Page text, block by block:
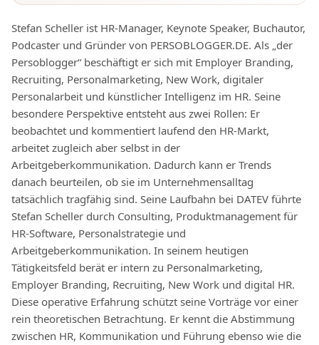
Stefan Scheller ist HR-Manager, Keynote Speaker, Buchautor,
Podcaster und Gründer von PERSOBLOGGER.DE. Als „der
Persoblogger“ beschäftigt er sich mit Employer Branding,
Recruiting, Personalmarketing, New Work, digitaler
Personalarbeit und künstlicher Intelligenz im HR. Seine
besondere Perspektive entsteht aus zwei Rollen: Er
beobachtet und kommentiert laufend den HR-Markt,
arbeitet zugleich aber selbst in der
Arbeitgeberkommunikation. Dadurch kann er Trends
danach beurteilen, ob sie im Unternehmensalltag
tatsächlich tragfähig sind. Seine Laufbahn bei DATEV führte
Stefan Scheller durch Consulting, Produktmanagement für
HR-Software, Personalstrategie und
Arbeitgeberkommunikation. In seinem heutigen
Tätigkeitsfeld berät er intern zu Personalmarketing,
Employer Branding, Recruiting, New Work und digital HR.
Diese operative Erfahrung schützt seine Vorträge vor einer
rein theoretischen Betrachtung. Er kennt die Abstimmung
zwischen HR, Kommunikation und Führung ebenso wie die